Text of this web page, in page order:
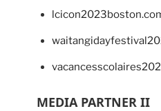
MEDIA PARTNER II